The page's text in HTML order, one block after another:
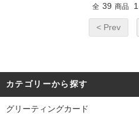
全 39 商品 1
< Prev
カテゴリーから探す
グリーティングカード